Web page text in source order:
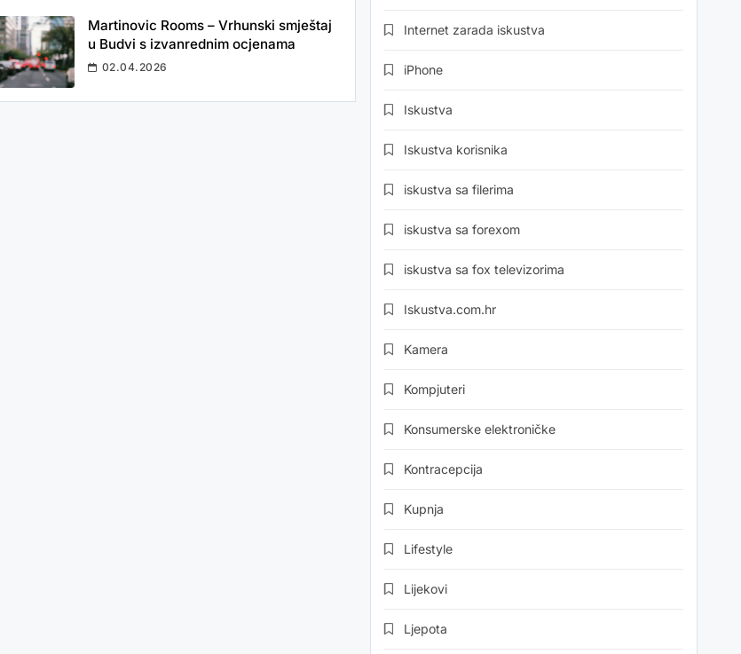
Martinovic Rooms – Vrhunski smještaj
u Budvi s izvanrednim ocjenama
02.04.2026
Internet zarada iskustva
iPhone
Iskustva
Iskustva korisnika
iskustva sa filerima
iskustva sa forexom
iskustva sa fox televizorima
Iskustva.com.hr
Kamera
Kompjuteri
Konsumerske elektroničke
Kontracepcija
Kupnja
Lifestyle
Lijekovi
Ljepota